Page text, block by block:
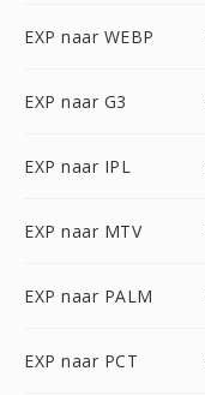
EXP naar WEBP
EXP naar G3
EXP naar IPL
EXP naar MTV
EXP naar PALM
EXP naar PCT